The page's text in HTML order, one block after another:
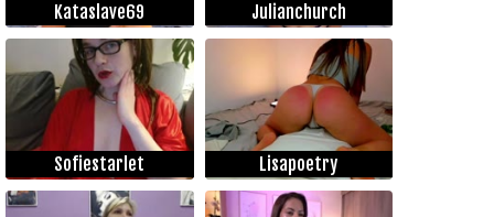
Kataslave69 Julianchurch
Sofiestarlet Lisapoetry